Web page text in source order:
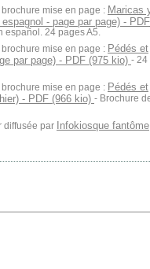
mise en page : Maricas
- page par page) - PDF
español. 24 pages A5.
mise en page : Pédés et
par page) - PDF (975 kio) - 24
mise en page : Pédés et
- PDF (966 kio) - Brochure
diffusée par Infokiosque fantôme